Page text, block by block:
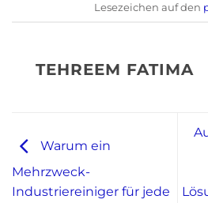
Lesezeichen auf den
TEHREEM FATIMA
Warum ein
Mehrzweck-
Industriereiniger für jede